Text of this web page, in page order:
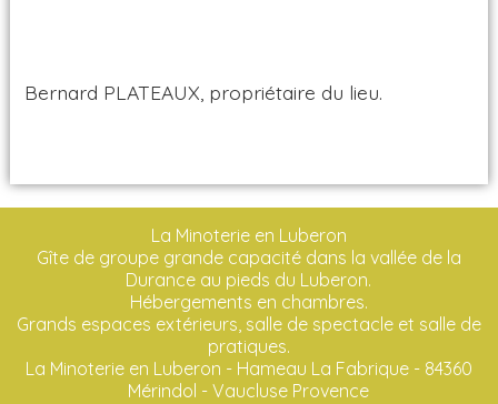
Bernard PLATEAUX, propriétaire du lieu.
La Minoterie en Luberon
Gîte de groupe grande capacité dans la vallée de la
Durance au pieds du Luberon.
Hébergements en chambres.
Grands espaces extérieurs, salle de spectacle et salle de
pratiques.
La Minoterie en Luberon - Hameau La Fabrique - 84360
Mérindol - Vaucluse Provence